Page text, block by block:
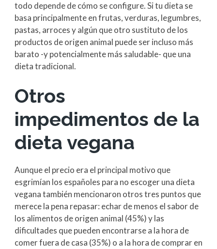
todo depende de cómo se configure. Si tu dieta se
basa principalmente en frutas, verduras, legumbres,
pastas, arroces y algún que otro sustituto de los
productos de origen animal puede ser incluso más
barato -y potencialmente más saludable- que una
dieta tradicional.
Otros
impedimentos de la
dieta vegana
Aunque el precio era el principal motivo que
esgrimían los españoles para no escoger una dieta
vegana también mencionaron otros tres puntos que
merece la pena repasar: echar de menos el sabor de
los alimentos de origen animal (45%) y las
dificultades que pueden encontrarse a la hora de
comer fuera de casa (35%) o a la hora de comprar en